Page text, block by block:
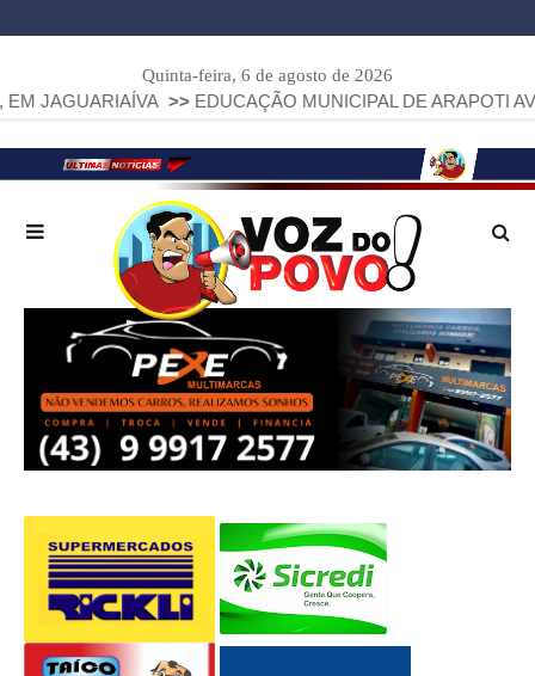
Quinta-feira, 6 de agosto de 2026
>> EDUCAÇÃO MUNICIPAL DE ARAPOTI AVANÇA E